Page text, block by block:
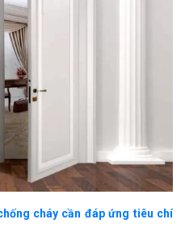
cháy cần đáp ứng tiêu chí